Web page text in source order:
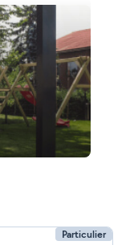
Particulier